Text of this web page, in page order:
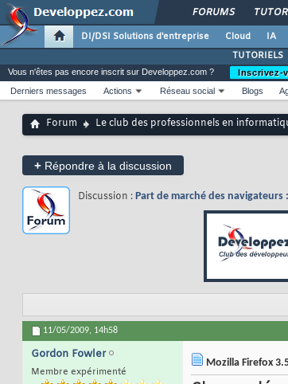
FORUMS
DI/DSI Solutions d'entreprise Cloud IA
TUTORIELS
Vous n'êtes pas encore inscrit sur Developpez.com ?
Inscrivez-
Derniers messages
Actions Réseau social Blogs
Forum Le club des professionnels en
+ Répondre à la discussion
Discussion : Part de marché des
11/05/2009, 14h58
Gordon Fowler
Membre expérimenté
Mozilla Firefox